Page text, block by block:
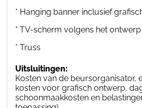
* Hanging banner inclusief
* TV-scherm volgens het ontwerp
* Truss
Uitsluitingen:
Kosten van de beursorganisator,
kosten voor grafisch ontwerp,
schoonmaakkosten en